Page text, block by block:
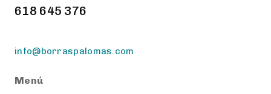
618 645 376
info@borraspalomas.com
Menú